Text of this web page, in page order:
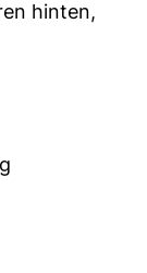
hinten,